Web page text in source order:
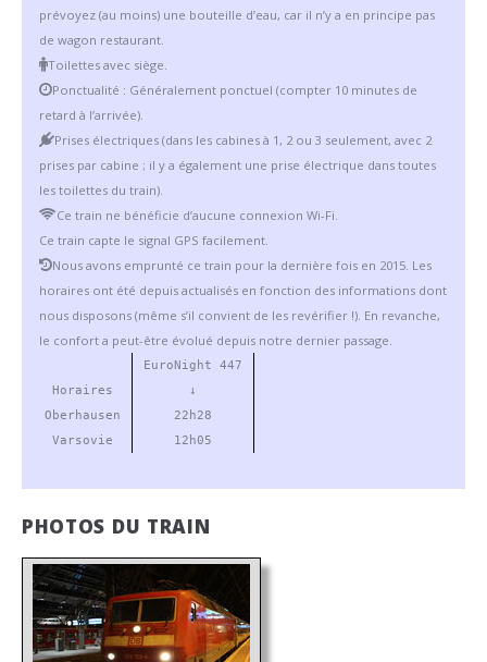
prévoyez (au moins) une bouteille d’eau, car il n’y a en principe pas
de wagon restaurant.
Toilettes avec siège.
Ponctualité : Généralement ponctuel (compter 10 minutes de
retard à l’arrivée).
Prises électriques (dans les cabines à 1, 2 ou 3 seulement, avec 2
prises par cabine ; il y a également une prise électrique dans toutes
les toilettes du train).
Ce train ne bénéficie d’aucune connexion Wi-Fi.
Ce train capte le signal GPS facilement.
Nous avons emprunté ce train pour la dernière fois en 2015. Les
horaires ont été depuis actualisés en fonction des informations dont
nous disposons (même s’il convient de les revérifier !). En revanche,
le confort a peut-être évolué depuis notre dernier passage.
EuroNight 447
Horaires
↓
Oberhausen
22h28
Varsovie
12h05
PHOTOS DU TRAIN